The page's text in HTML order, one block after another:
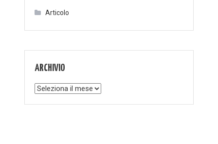
Articolo
ARCHIVIO
Archivio